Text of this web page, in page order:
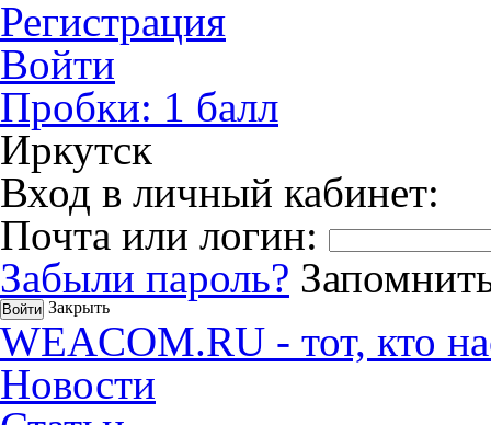
Регистрация
Войти
Пробки: 1 балл
Иркутск
Вход в личный кабинет:
Почта или логин:
Забыли пароль?
Закрыть
WEACOM.RU - тот, кто
Новости